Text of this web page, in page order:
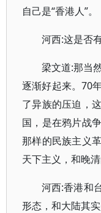
自己是“香港人”。
河西:这是否
梁文道:那当
逐渐好起来。70
了异族的压迫，
国，是在鸦片战
那样的民族主义
天下主义，和晚
河西:香港和
形态，和大陆其实